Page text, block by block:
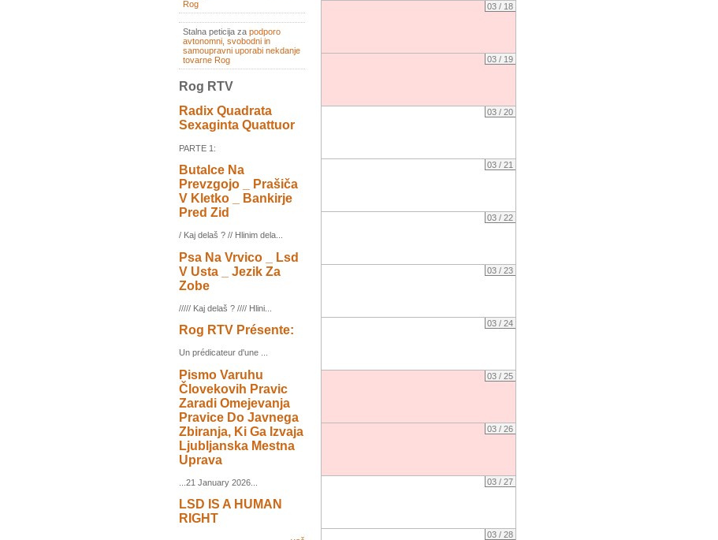
Rog
Stalna peticija za podporo
avtonomni, svobodni in
samoupravni uporabi nekdanje
tovarne Rog
Rog RTV
Radix Quadrata
Sexaginta Quattuor
PARTE 1:
Butalce Na
Prevzgojo _ Prašiča
V Kletko _ Bankirje
Pred Zid
/ Kaj delaš ? // Hlinim dela...
Psa Na Vrvico _ Lsd
V Usta _ Jezik Za
Zobe
///// Kaj delaš ? //// Hlini...
Rog RTV Présente:
Un prédicateur d'une ...
Pismo Varuhu
Človekovih Pravic
Zaradi Omejevanja
Pravice Do Javnega
Zbiranja, Ki Ga Izvaja
Ljubljanska Mestna
Uprava
...21 January 2026...
LSD IS A HUMAN
RIGHT
03 / 18
03 / 19
03 / 20
03 / 21
03 / 22
03 / 23
03 / 24
03 / 25
03 / 26
03 / 27
03 / 28